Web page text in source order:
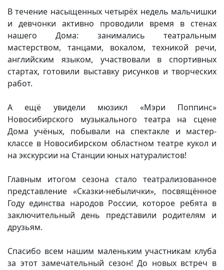
Вакансии
В течение насыщенных четырёх недель мальчишки
и девчонки активно проводили время в стенах
нашего Дома: занимались театральным
мастерством, танцами, вокалом, техникой речи,
английским языком, участвовали в спортивных
стартах, готовили выставку рисунков и творческих
работ.
А ещё увидели мюзикл «Мэри Поппинс»
Новосибирского музыкального театра на сцене
Дома учёных, побывали на спектакле и мастер-
классе в Новосибирском областном театре кукол и
на экскурсии на Станции юных натуралистов!
Главным итогом сезона стало театрализованное
представление «Сказки-небылички», посвящённое
Году единства народов России, которое ребята в
заключительный день представили родителям и
друзьям.
Спасибо всем нашим маленьким участникам клуба
за этот замечательный сезон! До новых встреч в